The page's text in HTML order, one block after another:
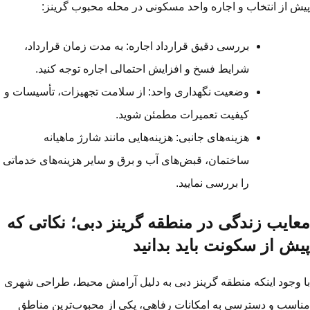
از انتخاب و اجاره واحد مسکونی در محله محبوب گرینز:
بررسی دقیق قرارداد اجاره: به مدت زمان قرارداد،
شرایط فسخ و افزایش احتمالی اجاره توجه کنید.
وضعیت نگهداری واحد: از سلامت تجهیزات، تأسیسات و
کیفیت تعمیرات مطمئن شوید.
هزینه‌های جانبی: هزینه‌هایی مانند شارژ ماهیانه
ساختمان، قبض‌های آب و برق و سایر هزینه‌های خدماتی
را بررسی نمایید.
زندگی در منطقه گرینز دبی؛ نکاتی که
از سکونت باید بدانید
وجود اینکه منطقه گرینز دبی به دلیل آرامش محیط، طراحی شهری
و دسترسی به امکانات رفاهی، یکی از محبوب‌ترین مناطق